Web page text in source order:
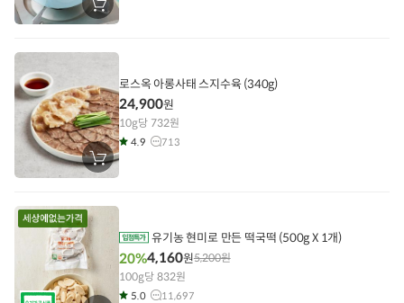
장
바
에
장
바
에
로스옥 아롱사태 스지수육 (340g)
24,900원
10g당 732원
4.9 713
유기농 현미로 만든 떡국떡 (500g X 1개)
20%4,160원5,200원
100g당 832원
5.0 11,697